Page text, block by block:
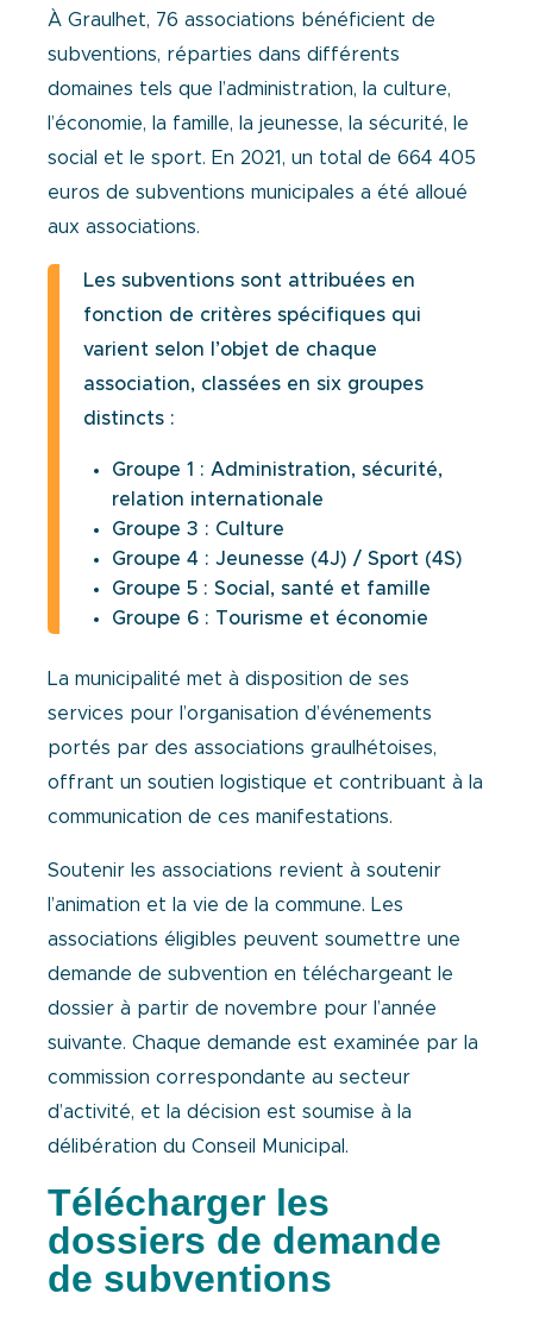
À Graulhet, 76 associations bénéficient de
subventions, réparties dans différents
domaines tels que l’administration, la culture,
l’économie, la famille, la jeunesse, la sécurité, le
social et le sport. En 2021, un total de 664 405
euros de subventions municipales a été alloué
aux associations.
Les subventions sont attribuées en
fonction de critères spécifiques qui
varient selon l’objet de chaque
association, classées en six groupes
distincts :
Groupe 1 : Administration, sécurité,
relation internationale
Groupe 3 : Culture
Groupe 4 : Jeunesse (4J) / Sport (4S)
Groupe 5 : Social, santé et famille
Groupe 6 : Tourisme et économie
La municipalité met à disposition de ses
services pour l’organisation d’événements
portés par des associations graulhétoises,
offrant un soutien logistique et contribuant à la
communication de ces manifestations.
Soutenir les associations revient à soutenir
l’animation et la vie de la commune. Les
associations éligibles peuvent soumettre une
demande de subvention en téléchargeant le
dossier à partir de novembre pour l’année
suivante. Chaque demande est examinée par la
commission correspondante au secteur
d’activité, et la décision est soumise à la
délibération du Conseil Municipal.
Télécharger les
dossiers de demande
de subventions